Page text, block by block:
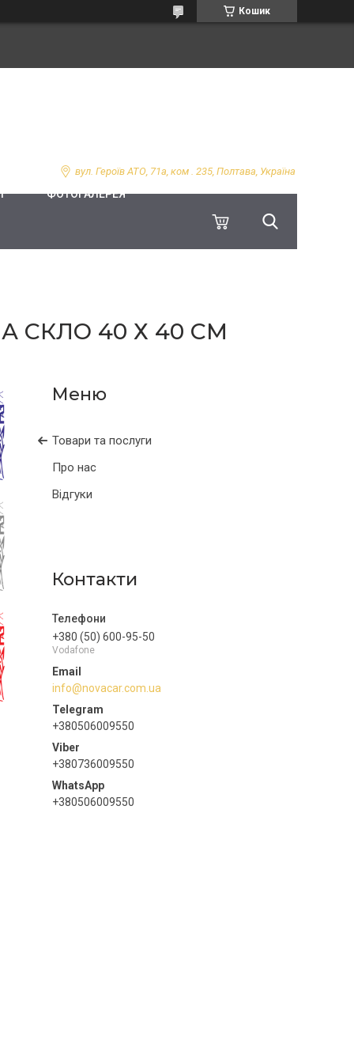
Кошик
вул. Героїв АТО, 71а, ком . 235, Полтава, Україна
ФОТОГАЛЕРЕЯ
СКЛО 40 Х 40 СМ
Товари та послуги
Про нас
Відгуки
Контакти
+380 (50) 600-95-50
Vodafone
info@novacar.com.ua
+380506009550
+380736009550
+380506009550